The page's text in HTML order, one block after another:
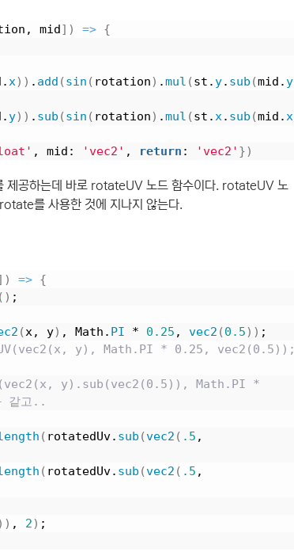
mid] ) => {
x) ) . add (sin ( rotation) .mul (st. y. sub (mid. y
y) ) . sub (sin ( rotation) .mul (st.x. sub (mid.x
, mid: 'vec2' , return : 'vec2' })
제공하는데 바로 rotateUV 노드 함수이다. rotateUV 노
를 사용한 것에 지나지 않는다.
) => {
( ) ;
(x, y) , Math. PI * 0.25 , vec2 (0.5) ) ;
y), Math.PI * 0.25, vec2(0.5));
y).sub(vec2(0.5)), Math.PI *
같고..
( rotatedUv. sub (vec2 ( .5
( rotatedUv. sub (vec2 ( .5
) , 2) ;